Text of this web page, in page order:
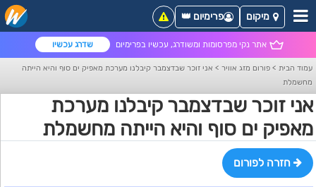
אתר נקי מפרסומות ומשודרג, עכשיו בפרימיום שדרג עכשיו
מיקום פרימיום 👑
עמוד הבית > פורום מזג אוויר > אני זוכר שבדצמבר קיבלנו מערכת מאפיק ים סוף והיא הייתה
מחשמלת
אני זוכר שבדצמבר קיבלנו מערכת
מאפיק ים סוף והיא הייתה מחשמלת
חזרה לפורום